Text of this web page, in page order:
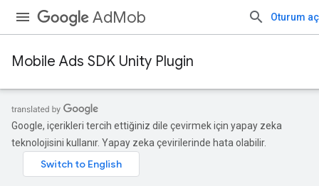
AdMob Oturum aç
Mobile Ads SDK Unity Plugin
Google, içerikleri tercih ettiğiniz dile çevirmek için yapay zeka
teknolojisini kullanır. Yapay zeka çevirilerinde hata olabilir.